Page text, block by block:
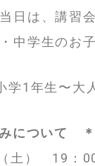
日は、講習
中学生のお
学1年生〜大
について
土） 19：